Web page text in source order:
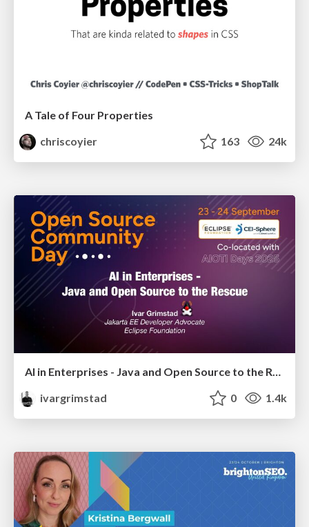
A Tale of Four Properties
chriscoyier
163 24k
AI in Enterprises - Java and Open Source to the Rescue
ivargrimstad
0 1.4k